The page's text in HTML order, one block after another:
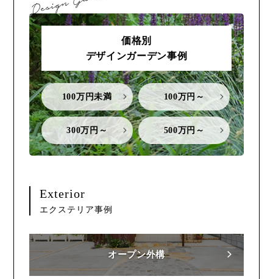
価格別
デザインガーデン事例
100万円未満 100万円～
300万円～ 500万円～
Exterior
エクステリア事例
オープン外構